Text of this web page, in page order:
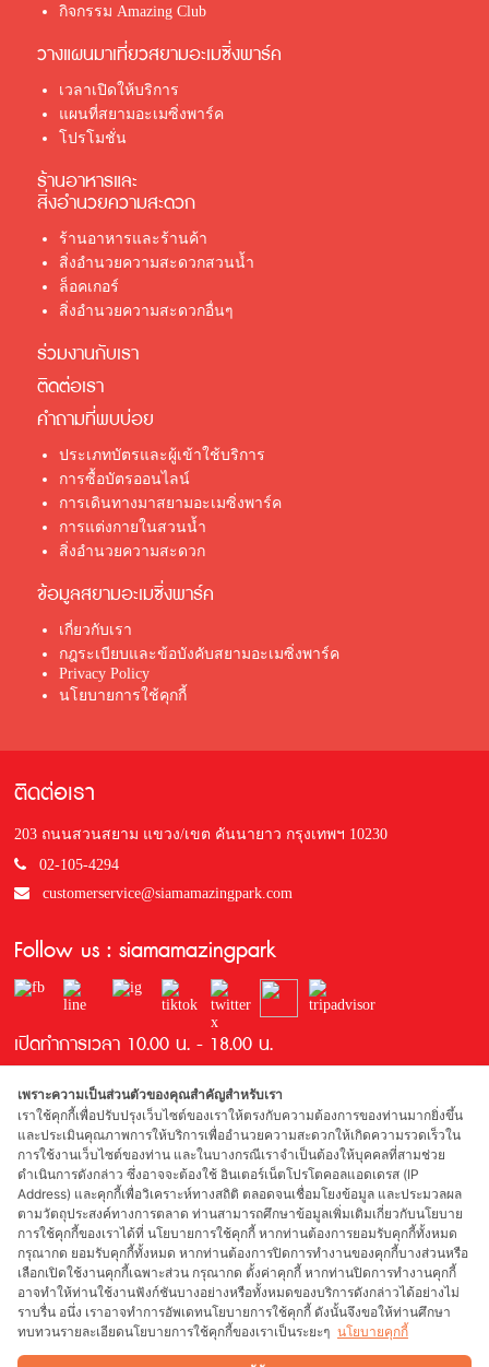
กิจกรรม Amazing Club
วางแผนมาเที่ยวสยามอะเมซิ่งพาร์ค
เวลาเปิดให้บริการ
แผนที่สยามอะเมซิ่งพาร์ค
โปรโมชั่น
ร้านอาหารและ
สิ่งอำนวยความสะดวก
ร้านอาหารและร้านค้า
สิ่งอำนวยความสะดวกสวนน้ำ
ล็อคเกอร์
สิ่งอำนวยความสะดวกอื่นๆ
ร่วมงานกับเรา
ติดต่อเรา
คำถามที่พบบ่อย
ประเภทบัตรและผู้เข้าใช้บริการ
การซื้อบัตรออนไลน์
การเดินทางมาสยามอะเมซิ่งพาร์ค
การแต่งกายในสวนน้ำ
สิ่งอำนวยความสะดวก
ข้อมูลสยามอะเมซิ่งพาร์ค
เกี่ยวกับเรา
กฎระเบียบและข้อบังคับสยามอะเมซิ่งพาร์ค
Privacy Policy
นโยบายการใช้คุกกี้
ติดต่อเรา
203 ถนนสวนสยาม แขวง/เขต คันนายาว กรุงเทพฯ 10230
02-105-4294
customerservice@siamamazingpark.com
Follow us : siamamazingpark
เปิดทำการเวลา 10.00 น. - 18.00 น.
รางวัลที่ได้รับ
ผู้สนับสนุน
เพราะความเป็นส่วนตัวของคุณสำคัญสำหรับเรา
เราใช้คุกกี้เพื่อปรับปรุงเว็บไซต์ของเราให้ตรงกับความต้องการของท่านมากยิ่งขึ้น
และประเมินคุณภาพการให้บริการเพื่ออำนวยความสะดวกให้เกิดความรวดเร็วใน
การใช้งานเว็บไซต์ของท่าน และในบางกรณีเราจำเป็นต้องให้บุคคลที่สามช่วย
ดำเนินการดังกล่าว ซึ่งอาจจะต้องใช้ อินเตอร์เน็ตโปรโตคอลแอดเดรส (IP
Address) และคุกกี้เพื่อวิเคราะห์ทางสถิติ ตลอดจนเชื่อมโยงข้อมูล และประมวลผล
ตามวัตถุประสงค์ทางการตลาด ท่านสามารถศึกษาข้อมูลเพิ่มเติมเกี่ยวกับนโยบาย
การใช้คุกกี้ของเราได้ที่ นโยบายการใช้คุกกี้ หากท่านต้องการยอมรับคุกกี้ทั้งหมด
กรุณากด ยอมรับคุกกี้ทั้งหมด หากท่านต้องการปิดการทำงานของคุกกี้บางส่วนหรือ
เลือกเปิดใช้งานคุกกี้เฉพาะส่วน กรุณากด ตั้งค่าคุกกี้ หากท่านปิดการทำงานคุกกี้
อาจทำให้ท่านใช้งานฟังก์ชันบางอย่างหรือทั้งหมดของบริการดังกล่าวได้อย่างไม่
ราบรื่น อนึ่ง เราอาจทำการอัพเดทนโยบายการใช้คุกกี้ ดังนั้นจึงขอให้ท่านศึกษา
ทบทวนรายละเอียดนโยบายการใช้คุกกี้ของเราเป็นระยะๆ นโยบายคุกกี้